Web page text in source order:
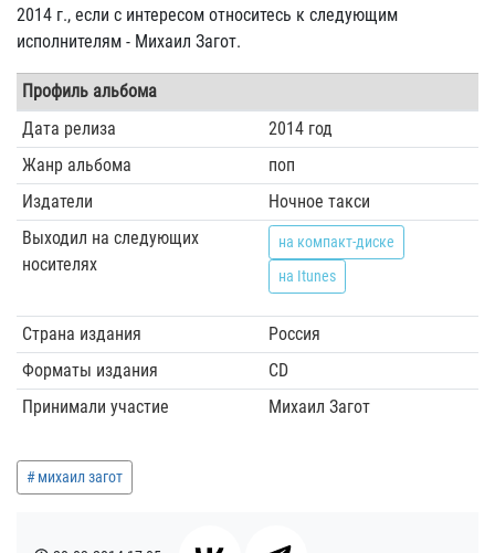
2014 г., если с интересом относитесь к следующим
исполнителям - Михаил Загот.
Профиль альбома
Дата релиза
2014 год
Жанр альбома
поп
Издатели
Ночное такси
Выходил на следующих
носителях
на компакт-диске
на Itunes
Страна издания
Россия
Форматы издания
CD
Принимали участие
Михаил Загот
михаил загот